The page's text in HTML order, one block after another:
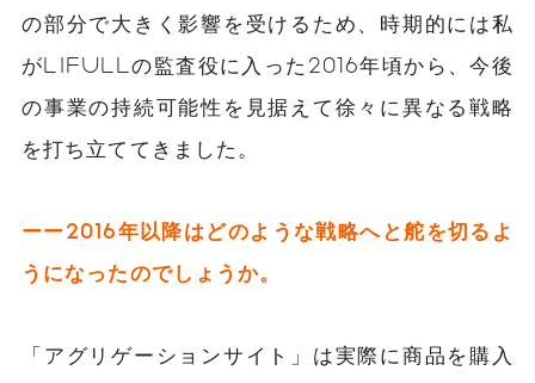
の部分で大きく影響を受けるため、時期的には私
がLIFULLの監査役に入った2016年頃から、今後
の事業の持続可能性を見据えて徐々に異なる戦略
を打ち立ててきました。
ーー2016年以降はどのような戦略へと舵を切るよ
うになったのでしょうか。
「アグリゲーションサイト」は実際に商品を購入